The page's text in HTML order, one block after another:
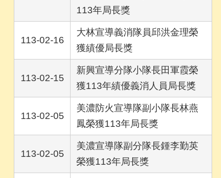
113年局長獎
113-02-16
大林宣導義消隊員邱洪金理榮
獲績優局長獎
113-02-15
新興宣導分隊小隊長田軍霞榮
獲113年績優義消人員局長獎
113-02-05
美濃防火宣導隊副小隊長林燕
鳳榮獲113年局長獎
113-02-05
美濃宣導隊副分隊長鍾李勤英
榮獲113年局長獎